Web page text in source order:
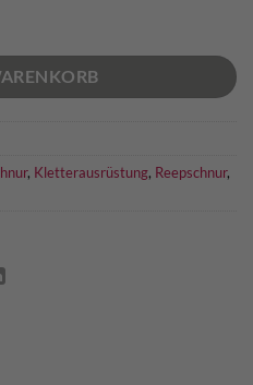
Menge
, Kletterausrüstung, Reepschnur,